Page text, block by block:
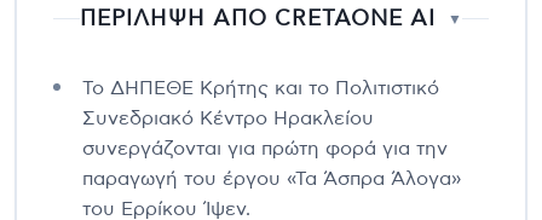
ΠΕΡΙΛΗΨΗ ΑΠΟ CRETAONE AI ▼
Το ΔΗΠΕΘΕ Κρήτης και το Πολιτιστικό
Συνεδριακό Κέντρο Ηρακλείου
συνεργάζονται για πρώτη φορά για την
παραγωγή του έργου «Τα Άσπρα Άλογα»
του Ερρίκου Ίψεν.